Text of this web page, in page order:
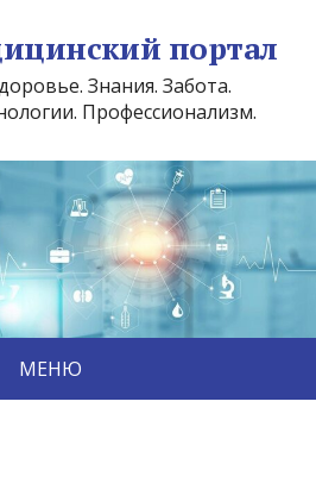
портал
Знания. Забота.
Профессионализм.
МЕНЮ